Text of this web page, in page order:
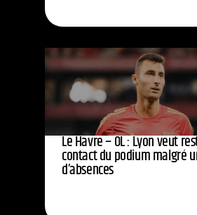
Le Havre – OL : Lyon veut
contact du podium malgré
d’absences